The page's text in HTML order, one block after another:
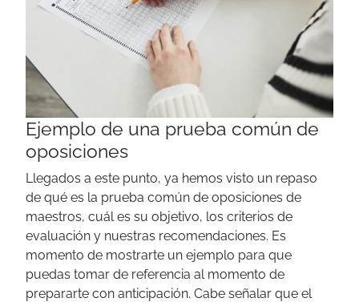
Ejemplo de una prueba común de
oposiciones
Llegados a este punto, ya hemos visto un repaso
de qué es la prueba común de oposiciones de
maestros, cuál es su objetivo, los criterios de
evaluación y nuestras recomendaciones. Es
momento de mostrarte un ejemplo para que
puedas tomar de referencia al momento de
prepararte con anticipación. Cabe señalar que el